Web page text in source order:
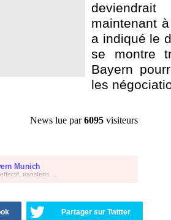
maintenant
a indiqué le
se montre
Bayern
les
News lue par6095 visiteurs
Munich
transferts, ...
Partager sur Twitter